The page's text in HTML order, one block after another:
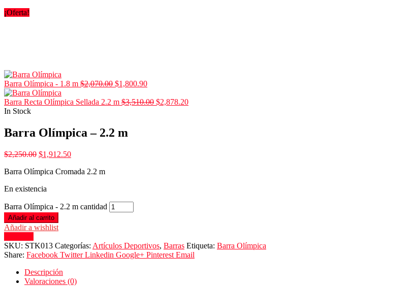
¡Oferta!
Barra Olímpica - 1.8 m $2,070.00 $1,800.90
Barra Recta Olímpica Sellada 2.2 m $3,510.00 $2,878.20
In Stock
Barra Olímpica – 2.2 m
$2,250.00 $1,912.50
Barra Olímpica Cromada 2.2 m
En existencia
Barra Olímpica - 2.2 m cantidad
Añadir al carrito
Añadir a wishlist
SKU: STK013 Categorías: Artículos Deportivos, Barras Etiqueta: Barra Olímpica
Share: Facebook Twitter Linkedin Google+ Pinterest Email
Descripción
Valoraciones (0)